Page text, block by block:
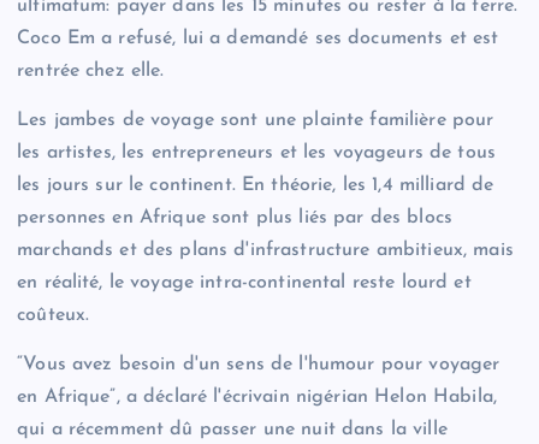
ultimatum: payer dans les 15 minutes ou rester à la terre.
Coco Em a refusé, lui a demandé ses documents et est
rentrée chez elle.
Les jambes de voyage sont une plainte familière pour
les artistes, les entrepreneurs et les voyageurs de tous
les jours sur le continent. En théorie, les 1,4 milliard de
personnes en Afrique sont plus liés par des blocs
marchands et des plans d'infrastructure ambitieux, mais
en réalité, le voyage intra-continental reste lourd et
coûteux.
“Vous avez besoin d'un sens de l'humour pour voyager
en Afrique”, a déclaré l'écrivain nigérian Helon Habila,
qui a récemment dû passer une nuit dans la ville